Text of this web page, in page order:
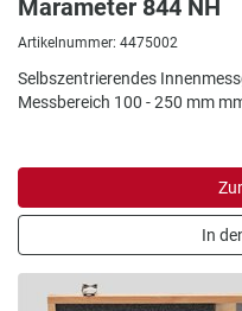
Marameter 844 NH
Artikelnummer: 4475002
Selbszentrierendes
Messbereich 100 - 250 mm
In